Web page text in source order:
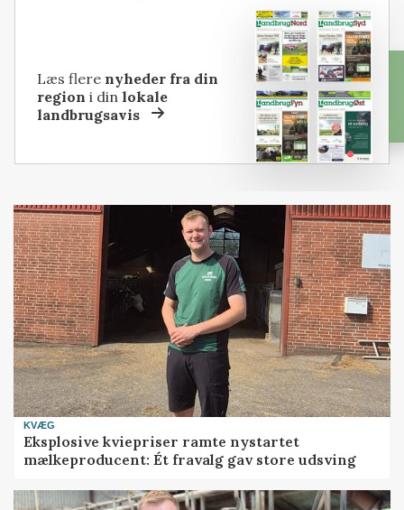
Læs flere nyheder fra din
region i dinlokale
landbrugsavis
KVÆG
Eksplosive kviepriser ramte nystartet
mælkeproducent: Ét fravalg gav store udsving